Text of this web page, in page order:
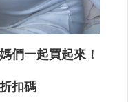
們一起買起來！
扣碼